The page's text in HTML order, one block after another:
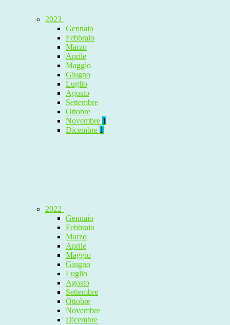
2023
Gennaio
Febbraio
Marzo
Aprile
Maggio
Giugno
Luglio
Agosto
Settembre
Ottobre
Novembre 1
Dicembre 1
2022
Gennaio
Febbraio
Marzo
Aprile
Maggio
Giugno
Luglio
Agosto
Settembre
Ottobre
Novembre
Dicembre